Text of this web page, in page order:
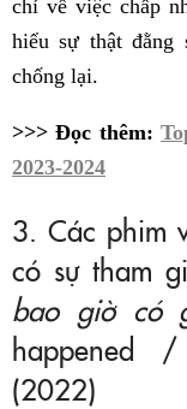
chỉ về việc chấp
hiểu sự thật đằng
chống lại.
>>> Đọc thêm:
2023-2024
3. Các phim
có sự tham
bao giờ có
happened
(2022)